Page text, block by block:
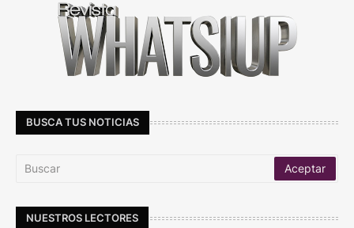
BUSCA TUS NOTICIAS
NUESTROS LECTORES